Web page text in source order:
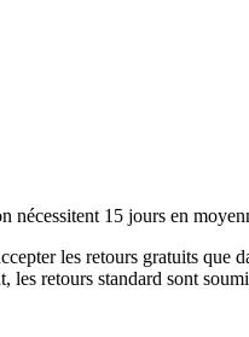
nécessitent 15 jours en
les retours gratuits
retours standard sont